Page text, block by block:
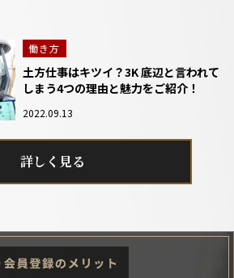
働き方
土方仕事はキツイ？3K 底辺と言われて
しまう4つの理由と魅力をご紹介！
2022.09.13
詳しく見る